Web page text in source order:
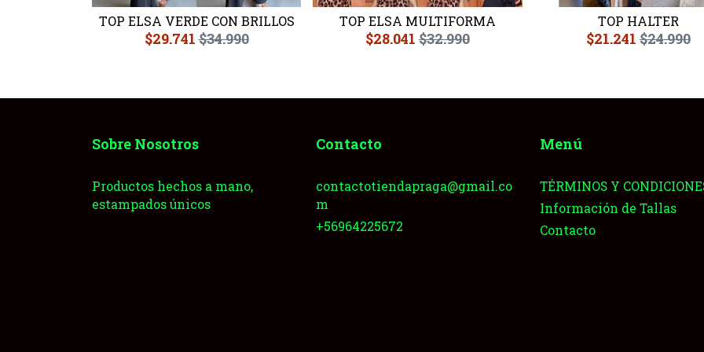
TOP ELSA VERDE CON BRILLOS
$29.741$34.990
TOP ELSA MULTIFORMA
$28.041 $32.990
TOP HALTER
$21.241 $24.990
Sobre Nosotros
Productos hechos a mano,
estampados únicos
Contacto
contactotiendapraga@gmail.co
m
+56964225672
Menú
TÉRMINOS Y
Información de Tallas
Contacto